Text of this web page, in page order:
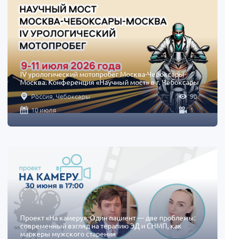
IV урологический мотопробег Москва-Чебоксары-
Москва. Конференция «Научный мост» в г. Чебоксары
Россия, Чебоксары
90
10 июля
1
Проект «На камеру». Один пациент — две проблемы:
современный взгляд на терапию ЭД и СНМП, как
маркеры мужского старения